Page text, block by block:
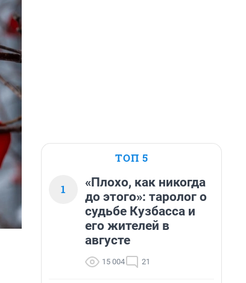
ТОП 5
1
«Плохо, как никогда
до этого»: таролог о
судьбе Кузбасса и
его жителей в
августе
15 004 21